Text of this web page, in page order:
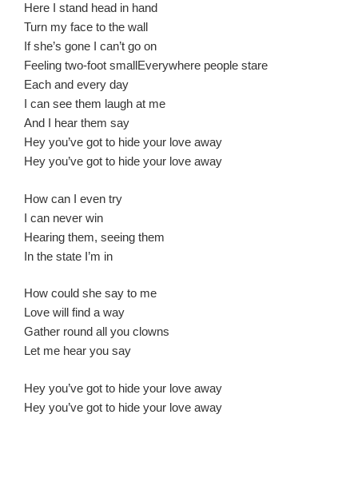
Here I stand head in hand
Turn my face to the wall
If she’s gone I can’t go on
Feeling two-foot smallEverywhere people stare
Each and every day
I can see them laugh at me
And I hear them say
Hey you’ve got to hide your love away
Hey you’ve got to hide your love away
How can I even try
I can never win
Hearing them, seeing them
In the state I’m in
How could she say to me
Love will find a way
Gather round all you clowns
Let me hear you say
Hey you’ve got to hide your love away
Hey you’ve got to hide your love away